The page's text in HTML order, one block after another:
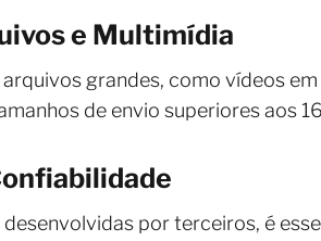
e Multimídia
grandes, como vídeos
de envio superiores aos
por terceiros, é